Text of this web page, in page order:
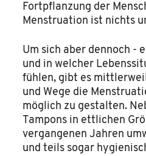
Fortpflanzung der
Menstruation ist nichts
Um sich aber dennoch -
und in welcher
fühlen, gibt es
und Wege die
möglich zu gestalten.
Tampons in ettlichen
vergangenen Jahren
und teils sogar